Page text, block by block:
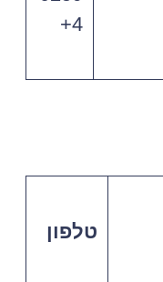
4‎+
טלפון